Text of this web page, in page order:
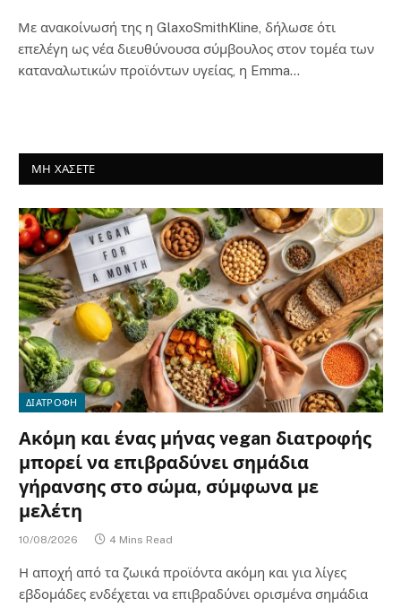
Με ανακοίνωσή της η GlaxoSmithKline, δήλωσε ότι
επελέγη ως νέα διευθύνουσα σύμβουλος στον τομέα των
καταναλωτικών προϊόντων υγείας, η Emma…
ΜΗ ΧΑΣΕΤΕ
ΔΙΑΤΡΟΦΗ
Ακόμη και ένας μήνας vegan διατροφής
μπορεί να επιβραδύνει σημάδια
γήρανσης στο σώμα, σύμφωνα με
μελέτη
10/08/2026 4 Mins Read
Η αποχή από τα ζωικά προϊόντα ακόμη και για λίγες
εβδομάδες ενδέχεται να επιβραδύνει ορισμένα σημάδια